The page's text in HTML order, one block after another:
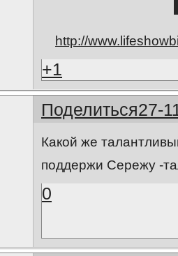
http://
+1
Поделиться27-
Какой же
поддержи Сережу -
0